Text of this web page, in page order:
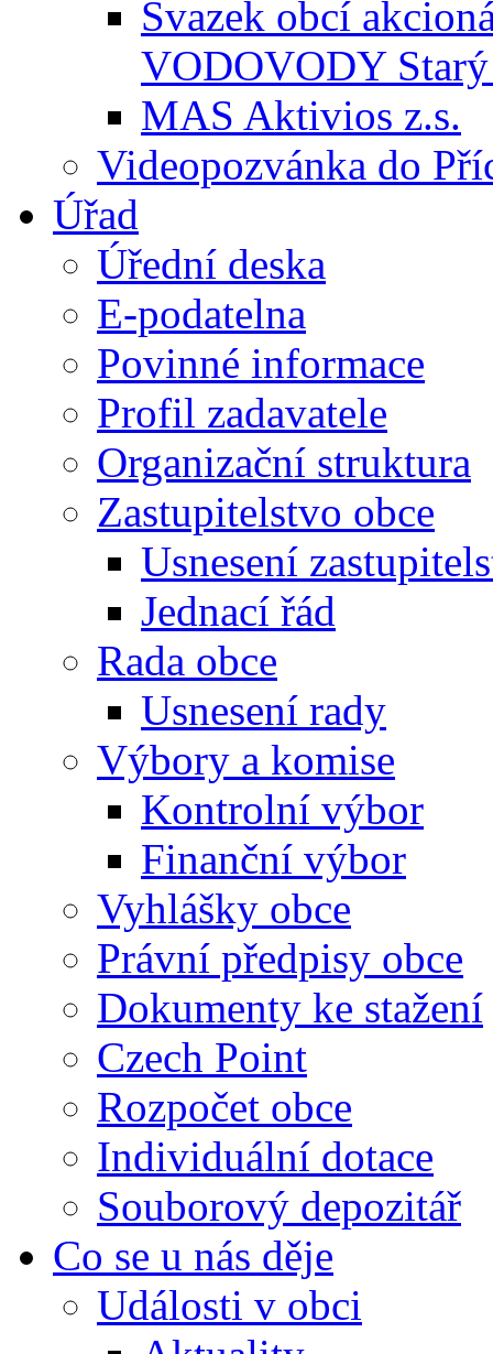
Svazek obcí
VODOVODY Starý
MAS Aktivios z.s.
Videopozvánka do
Úřad
Úřední deska
E-podatelna
Povinné informace
Profil zadavatele
Organizační struktura
Zastupitelstvo obce
Usnesení
Jednací řád
Rada obce
Usnesení rady
Výbory a komise
Kontrolní výbor
Finanční výbor
Vyhlášky obce
Právní předpisy obce
Dokumenty ke stažení
Czech Point
Rozpočet obce
Individuální dotace
Souborový depozitář
Co se u nás děje
Události v obci